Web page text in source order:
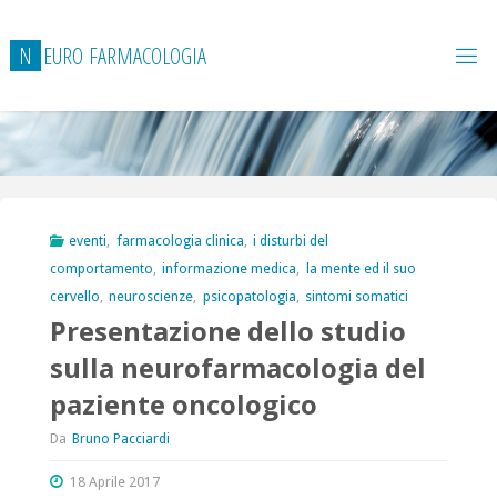
contenuto
N EURO FARMACOLOGIA
eventi farmacologia clinica
i disturbi del
comportamento
informazione medica
la mente ed il suo
cervello
neuroscienze psicopatologia sintomi somatici
Presentazione dello studio
sulla neurofarmacologia del
paziente oncologico
Da Bruno Pacciardi
18 Aprile 2017